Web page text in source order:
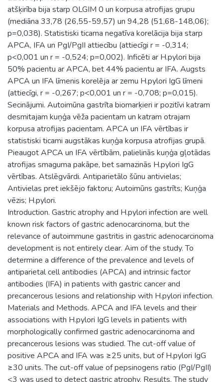
atšķirība bija starp OLGIM 0 un korpusa atrofijas grupu
(mediāna 33,78 (26,55-59,57) un 94,28 (51,68-148,06);
p=0,038). Statistiski ticama negatīva korelācija bija starp
APCA, IFA un PgI/PgII attiecību (attiecīgi r = -0,314;
p<0,001 un r = -0,524; p=0,002). Inficēti ar H.pylori bija
50% pacientu ar APCA, bet 44% pacientu ar IFA. Augsts
APCA un IFA līmenis korelēja ar zemu H.pylori IgG līmeni
(attiecīgi, r = -0,267; p<0,001 un r = -0,708; p=0,015).
Secinājumi. Autoimūna gastrīta biomarķieri ir pozitīvi katram
desmitajam kuņģa vēža pacientam un katram otrajam
korpusa atrofijas pacientam. APCA un IFA vērtības ir
statistiski ticami augstākas kuņģa korpusa atrofijas grupā.
Pieaugot APCA un IFA vērtībām, palielinās kuņģa gļotādas
atrofijas smaguma pakāpe, bet samazinās H.pylori IgG
vērtības. Atslēgvārdi. Antiparietālo šūnu antivielas;
Antivielas pret iekšējo faktoru; Autoimūns gastrīts; Kuņģa
vēzis; H.pylori.
Introduction. Gastric atrophy and H.pylori infection are well
known risk factors of gastric adenocarcinoma, but the
relevance of autoimmune gastritis in gastric adenocarcinoma
development is not entirely clear. Aim of the study. To
determine a difference of the prevalence and levels of
antiparietal cell antibodies (APCA) and intrinsic factor
antibodies (IFA) in patients with gastric cancer and
precancerous lesions and relationship with H.pylori infection.
Materials and Methods. APCA and IFA levels and their
associations with H.pylori IgG levels in patients with
morphologically confirmed gastric adenocarcinoma and
precancerous lesions was studied. The cut-off value of
positive APCA and IFA was ≥25 units, but of H.pylori IgG
≥30 units. The cut-off value of pepsinogens ratio (PgI/PgII)
<3 was used to detect gastric atrophy. Results. The study